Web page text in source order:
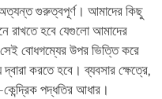
অত্যন্ত গুরুত্বপূর্ণ। আমাদের কিছু
রাখতে হবে যেগুলো আমাদের
সেই বোধগম্যের উপর ভিত্তি করে
করতে হবে। ব্যবসার ক্ষেত্রে,
পদ্ধতির আধার।